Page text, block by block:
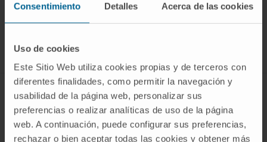
Consentimiento Detalles Acerca de las cookies
Uso de cookies
Este Sitio Web utiliza cookies propias y de terceros con
diferentes finalidades, como permitir la navegación y
usabilidad de la página web, personalizar sus
preferencias o realizar analíticas de uso de la página
web. A continuación, puede configurar sus preferencias,
rechazar o bien aceptar todas las cookies y obtener más
ABOUT CIMA
Who we are
Research Center of the Clinica